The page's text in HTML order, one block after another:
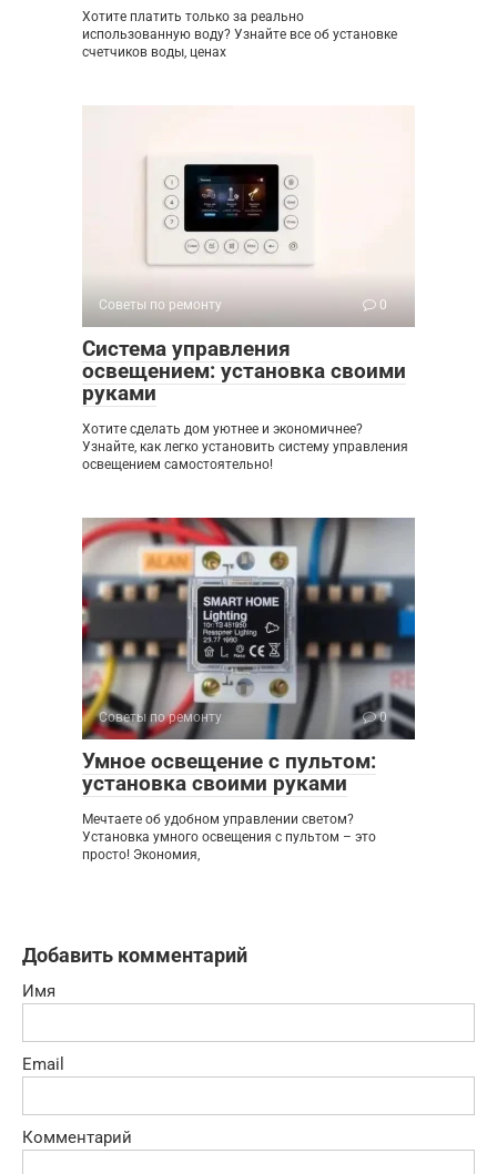
Хотите платить только за реально
использованную воду? Узнайте все об установке
счетчиков воды, ценах
Советы по ремонту 0
Система управления
освещением: установка своими
руками
Хотите сделать дом уютнее и экономичнее?
Узнайте, как легко установить систему управления
освещением самостоятельно!
Советы по ремонту 0
Умное освещение с пультом:
установка своими руками
Мечтаете об удобном управлении светом?
Установка умного освещения с пультом – это
просто! Экономия,
Добавить комментарий
Имя
Email
Комментарий